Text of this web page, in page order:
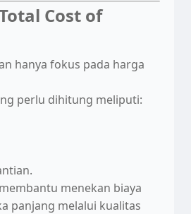
Cost of
hanya fokus pada harga
perlu dihitung meliputi:
menekan biaya
panjang melalui kualitas